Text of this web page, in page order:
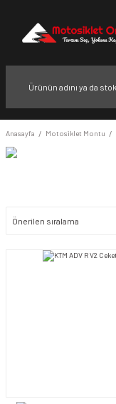
Anasayfa Motosiklet Montu